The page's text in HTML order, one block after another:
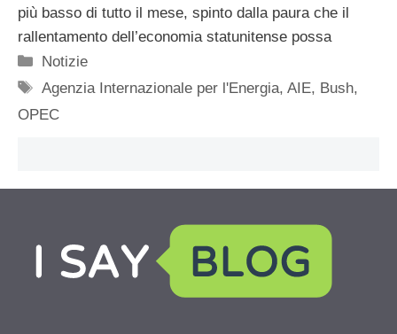
più basso di tutto il mese, spinto dalla paura che il
rallentamento dell’economia statunitense possa
Categorie
Notizie
Tag
Agenzia Internazionale per l'Energia,AIE, Bush,
OPEC